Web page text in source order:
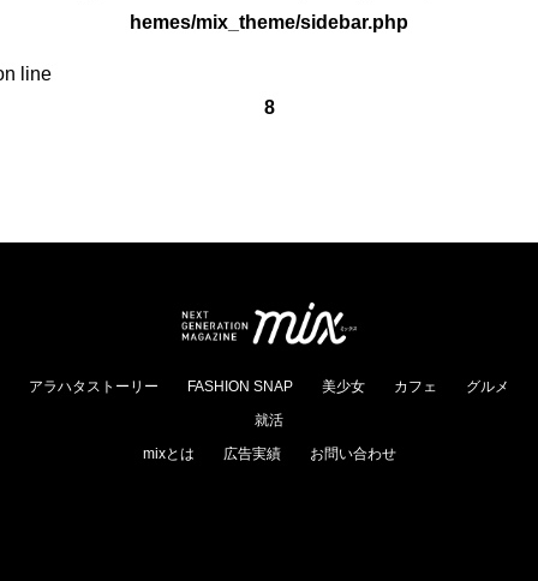
hemes/mix_theme/sidebar.php
line
8
アラハタストーリー FASHION SNAP 美少女 カフェ
グルメ
就活
mixとは
広告実績 お問い合わせ